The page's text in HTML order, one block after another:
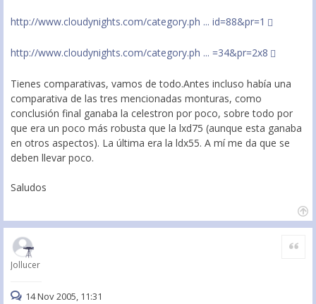
http://www.cloudynights.com/category.ph ... id=88&pr=1
http://www.cloudynights.com/category.ph ... =34&pr=2x8
Tienes comparativas, vamos de todo.Antes incluso había una
comparativa de las tres mencionadas monturas, como
conclusión final ganaba la celestron por poco, sobre todo por
que era un poco más robusta que la lxd75 (aunque esta ganaba
en otros aspectos). La última era la ldx55. A mí me da que se
deben llevar poco.
Saludos
Jollucer
Citar
14 Nov 2005, 11:31